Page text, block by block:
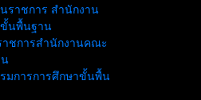
ราชการ สำนักงาน
ขั้นพื้นฐาน
าชการสำนักงานคณะ
มการการศึกษาขั้นพื้น